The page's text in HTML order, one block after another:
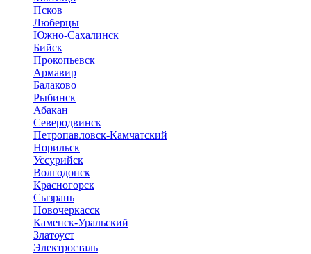
Псков
Люберцы
Южно-Сахалинск
Бийск
Прокопьевск
Армавир
Балаково
Рыбинск
Абакан
Северодвинск
Петропавловск-Камчатский
Норильск
Уссурийск
Волгодонск
Красногорск
Сызрань
Новочеркасск
Каменск-Уральский
Златоуст
Электросталь